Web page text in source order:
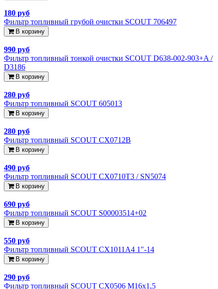
180 руб
Фильтр топливный грубой очистки SCOUT 706497
В корзину
990 руб
Фильтр топливный тонкой очистки SCOUT D638-002-903+A /
D3186
В корзину
280 руб
Фильтр топливный SCOUT 605013
В корзину
280 руб
Фильтр топливный SCOUT CX0712B
В корзину
490 руб
Фильтр топливный SCOUT CX0710T3 / SN5074
В корзину
690 руб
Фильтр топливный SCOUT S00003514+02
В корзину
550 руб
Фильтр топливный SCOUT CX1011A4 1"-14
В корзину
290 руб
Фильтр топливный SCOUT CX0506 М16х1,5